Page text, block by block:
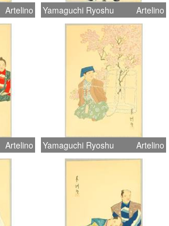
Artelino Yamaguchi Ryoshu Artelino
Artelino Yamaguchi Ryoshu Artelino